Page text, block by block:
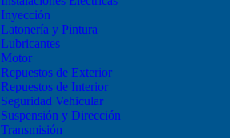
Inyección
Latonería y Pintura
Lubricantes
Motor
Repuestos de Exterior
Repuestos de Interior
Seguridad Vehicular
Suspensión y Dirección
Transmisión